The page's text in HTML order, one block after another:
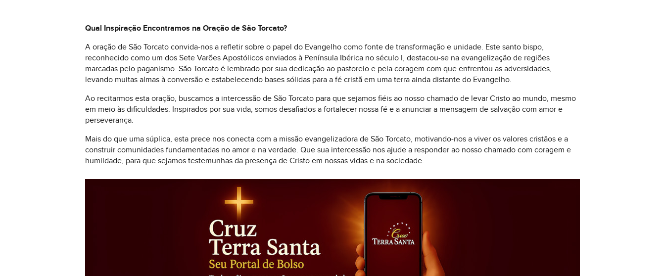
Qual Inspiração Encontramos na Oração de São Torcato?
A oração de São Torcato convida-nos a refletir sobre o papel do Evangelho como fonte de transformação e unidade. Este santo bispo,
reconhecido como um dos Sete Varões Apostólicos enviados à Península Ibérica no século I, destacou-se na evangelização de regiões
marcadas pelo paganismo. São Torcato é lembrado por sua dedicação ao pastoreio e pela coragem com que enfrentou as adversidades,
levando muitas almas à conversão e estabelecendo bases sólidas para a fé cristã em uma terra ainda distante do Evangelho.
Ao recitarmos esta oração, buscamos a intercessão de São Torcato para que sejamos fiéis ao nosso chamado de levar Cristo ao mundo, mesmo
em meio às dificuldades. Inspirados por sua vida, somos desafiados a fortalecer nossa fé e a anunciar a mensagem de salvação com amor e
perseverança.
Mais do que uma súplica, esta prece nos conecta com a missão evangelizadora de São Torcato, motivando-nos a viver os valores cristãos e a
construir comunidades fundamentadas no amor e na verdade. Que sua intercessão nos ajude a responder ao nosso chamado com coragem e
humildade, para que sejamos testemunhas da presença de Cristo em nossas vidas e na sociedade.